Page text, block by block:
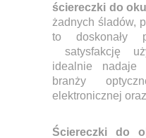
ściereczki do
żadnych śladów,
to doskonały
satysfakcję
idealnie
branży
elektronicznej
Ściereczki do